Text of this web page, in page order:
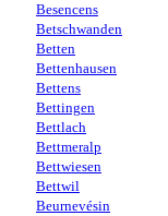
Besencens
Betschwanden
Betten
Bettenhausen
Bettens
Bettingen
Bettlach
Bettmeralp
Bettwiesen
Bettwil
Beurnevésin